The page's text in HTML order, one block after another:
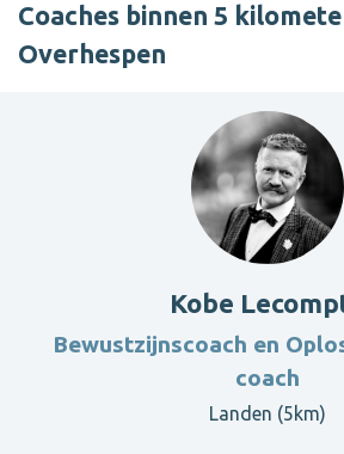
Coaches binnen 5
Overhespen
Kobe
Bewustzijnscoach en
coach
Landen (5km)